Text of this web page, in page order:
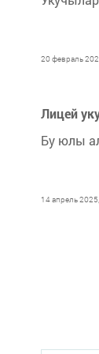
20 февраль
Лицей
Бу юлы
14 апрель